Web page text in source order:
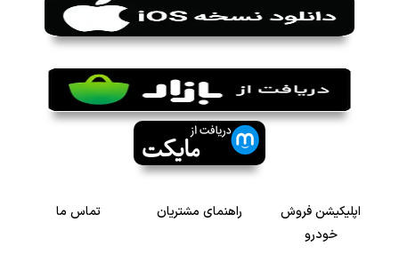
اپلیکیشن فروش
خودرو
راهنمای مشتریان تماس ما